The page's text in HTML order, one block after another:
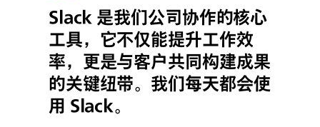
Slack 是我们公司协作的核心
工具，它不仅能提升工作效
率，更是与客户共同构建成果
的关键纽带。我们每天都会使
用 Slack。